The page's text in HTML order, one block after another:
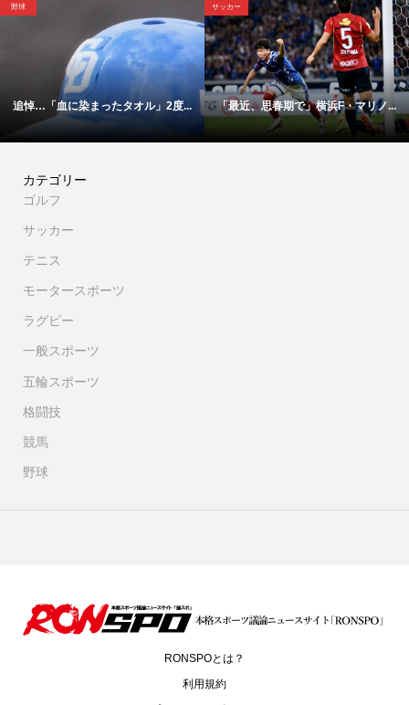
浜F・マリノ... 【映像】これが横浜Ｆ・マリノス1...
野球
「4年後にはドラフ
カテゴリー
ゴルフ
サッカー
テニス
モータースポーツ
ラグビー
一般スポーツ
五輪スポーツ
格闘技
競馬
野球
RONSPOとは？
利用規約